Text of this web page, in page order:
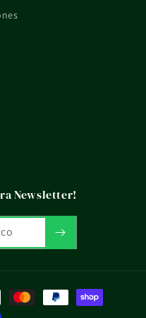
lactancia, piel
consultarlo con un
oficial del fabricante.
Newsletter!